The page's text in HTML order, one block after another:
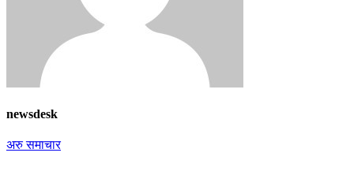
newsdesk
अरु समाचार